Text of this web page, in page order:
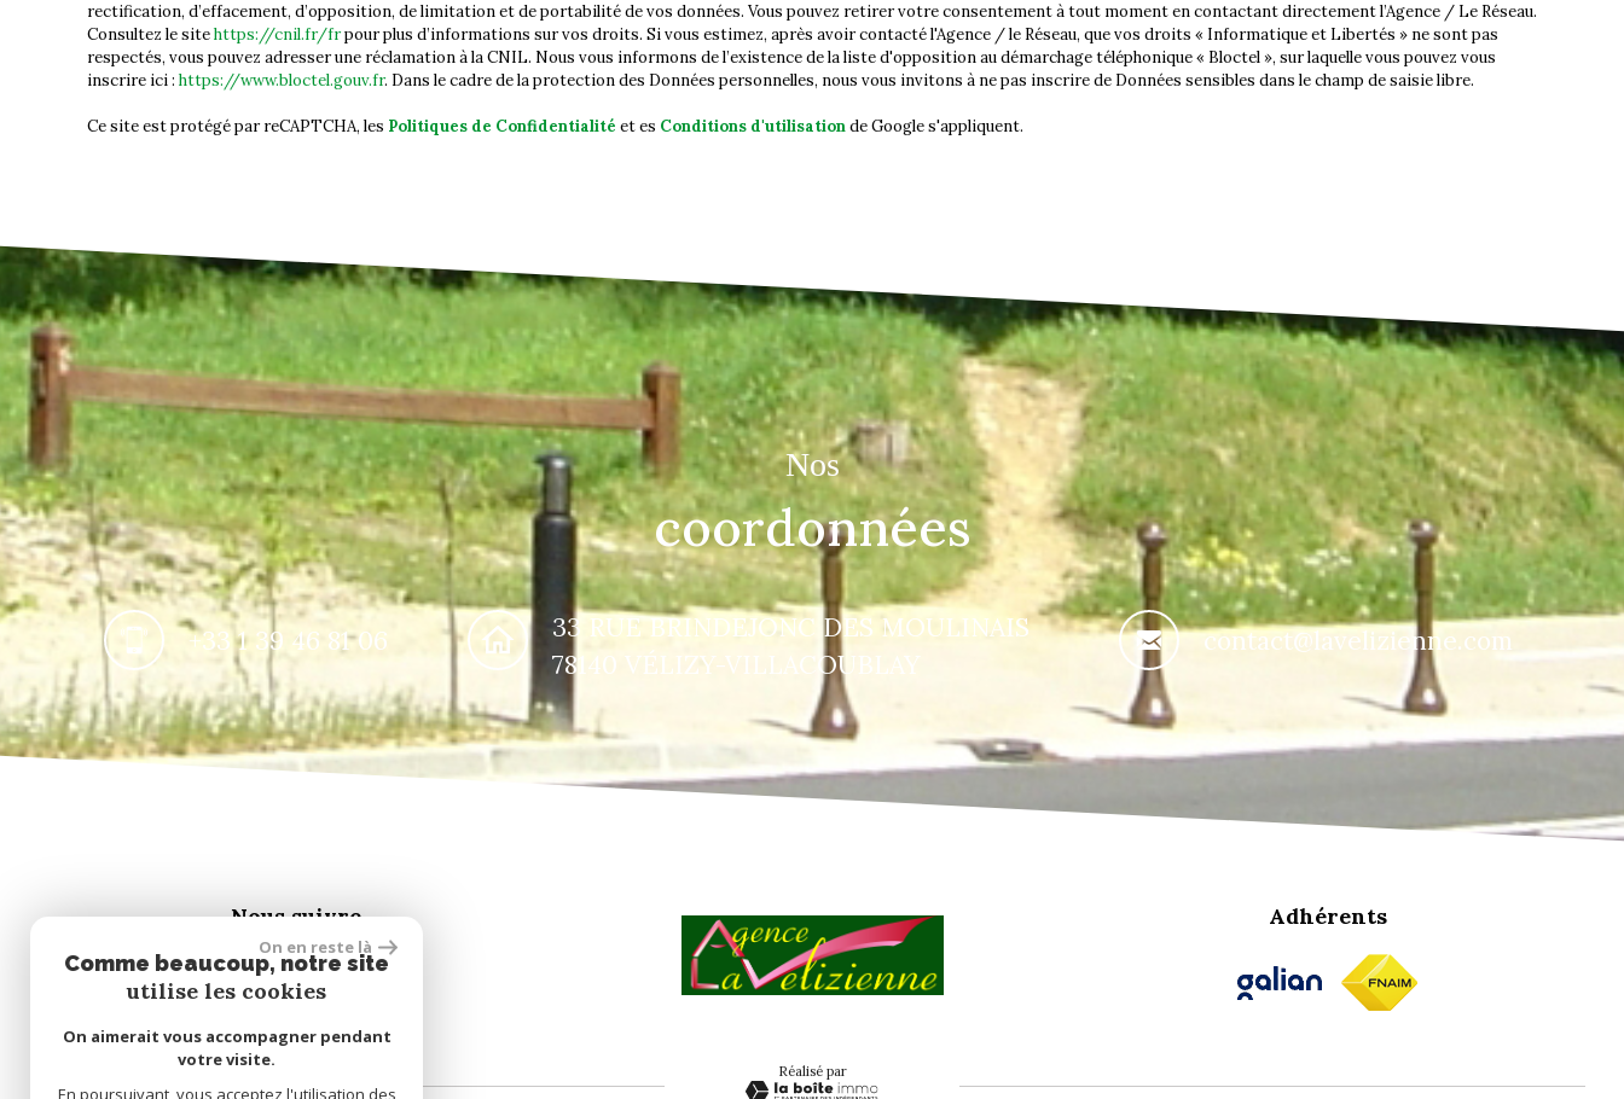
rectification, d’effacement, d’opposition, de limitation et de portabilité de vos données. Vous pouvez retirer votre consentement à tout moment en contactant directement l’Agence / Le Réseau.
Consultez le sitehttps://cnil.fr/frpour plus d’informations sur vos droits. Si vous estimez, après avoir contacté l'Agence / le Réseau, que vos droits « Informatique et Libertés » ne sont pas
respectés, vous pouvez adresser une réclamation à la CNIL. Nous vous informons de l’existence de la liste d'opposition au démarchage téléphonique « Bloctel », sur laquelle vous pouvez vous
inscrire ici : https://www.bloctel.gouv.fr. Dans le cadre de la protection des Données personnelles, nous vous invitons à ne pas inscrire de Données sensibles dans le champ de saisie libre.
Ce site est protégé par reCAPTCHA, les Politiques de Confidentialité et es Conditions d'utilisationde Google s'appliquent.
Nos
coordonnées
+33 1 39 46 81 06 contact@lavelizienne.com
33 RUE BRINDEJONC DES MOULINAIS
78140 VÉLIZY-VILLACOUBLAY
Nous suivre Adhérents
réalisé par
On en reste là
Comme beaucoup, notre site
utilise les cookies
On aimerait vous accompagner pendant
votre visite.
En poursuivant, vous acceptez l'utilisation des